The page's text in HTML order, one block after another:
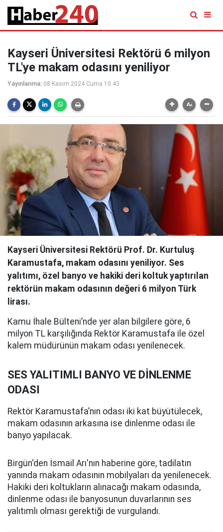
Kayseri Üniversitesi Rektörü 6 milyon
TL'ye makam odasını yeniliyor
Yayınlanma: 08 Kasım 2024 Cuma 10:43
Kayseri Üniversitesi Rektörü Prof. Dr. Kurtuluş
Karamustafa, makam odasını yeniliyor. Ses
yalıtımı, özel banyo ve hakiki deri koltuk yaptırılan
rektörün makam odasının değeri 6 milyon Türk
lirası.
Kamu İhale Bülteni’nde yer alan bilgilere göre, 6
milyon TL karşılığında Rektör Karamustafa ile özel
kalem müdürünün makam odası yenilenecek.
SES YALITIMLI BANYO VE DİNLENME
ODASI
Rektör Karamustafa’nın odası iki kat büyütülecek,
makam odasının arkasına ise dinlenme odası ile
banyo yapılacak.
Birgün'den İsmail Arı'nın haberine göre, tadilatın
yanında makam odasının mobilyaları da yenilenecek.
Hakiki deri koltukların alınacağı makam odasında,
dinlenme odası ile banyosunun duvarlarının ses
yalıtımlı olması gerektiği de vurgulandı.